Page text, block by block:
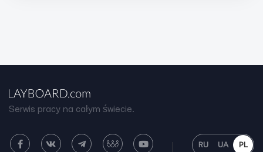
Serwis pracy na całym świecie.
RU UA PL